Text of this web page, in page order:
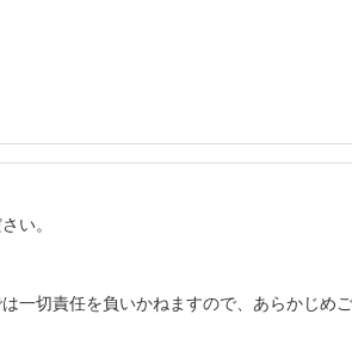
い。
一切責任を負いかねますので、あらかじめご